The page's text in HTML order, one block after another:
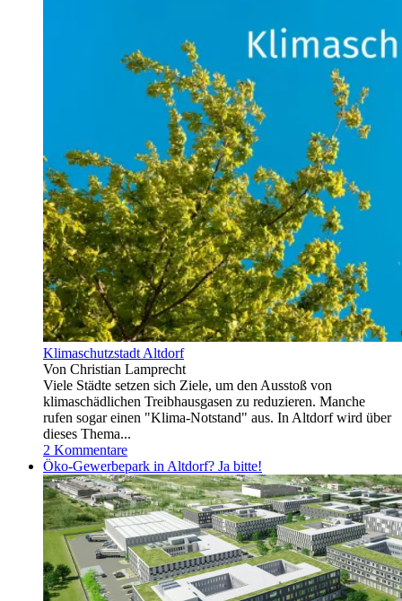
Klimaschutzstadt Altdorf
Von Christian Lamprecht
Viele Städte setzen sich Ziele, um den Ausstoß von
klimaschädlichen Treibhausgasen zu reduzieren. Manche
rufen sogar einen "Klima-Notstand" aus. In Altdorf wird über
dieses Thema...
2 Kommentare
Öko-Gewerbepark in Altdorf? Ja bitte!